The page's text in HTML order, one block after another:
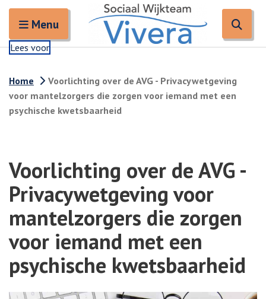
Open en sluit het
Menu
Lees voor
Home
Voorlichting over de AVG - Privacywetgeving
voor mantelzorgers die zorgen voor iemand met een
psychische kwetsbaarheid
Voorlichting over de AVG -
Privacywetgeving voor
mantelzorgers die zorgen
voor iemand met een
psychische kwetsbaarheid